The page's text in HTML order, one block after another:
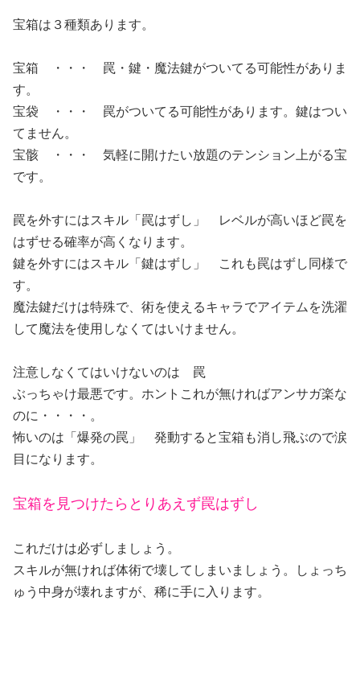
宝箱は３種類あります。
宝箱 ・・・ 罠・鍵・魔法鍵がついてる可能性がありま
す。
宝袋 ・・・ 罠がついてる可能性があります。鍵はつい
てません。
宝骸 ・・・ 気軽に開けたい放題のテンション上がる宝
です。
罠を外すにはスキル「罠はずし」 レベルが高いほど罠を
はずせる確率が高くなります。
鍵を外すにはスキル「鍵はずし」 これも罠はずし同様で
す。
魔法鍵だけは特殊で、術を使えるキャラでアイテムを洗濯
して魔法を使用しなくてはいけません。
注意しなくてはいけないのは 罠
ぶっちゃけ最悪です。ホントこれが無ければアンサガ楽な
のに・・・・。
怖いのは「爆発の罠」 発動すると宝箱も消し飛ぶので涙
目になります。
宝箱を見つけたらとりあえず罠はずし
これだけは必ずしましょう。
スキルが無ければ体術で壊してしまいましょう。しょっち
ゅう中身が壊れますが、稀に手に入ります。